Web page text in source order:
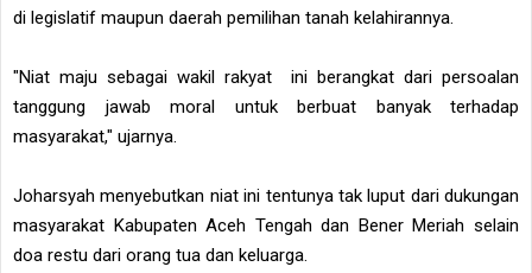
di legislatif maupun daerah pemilihan tanah kelahirannya.
"Niat maju sebagai wakil rakyat ini berangkat dari persoalan
tanggung jawab moral untuk berbuat banyak terhadap
masyarakat," ujarnya.
Joharsyah menyebutkan niat ini tentunya tak luput dari dukungan
masyarakat Kabupaten Aceh Tengah dan Bener Meriah selain
doa restu dari orang tua dan keluarga.